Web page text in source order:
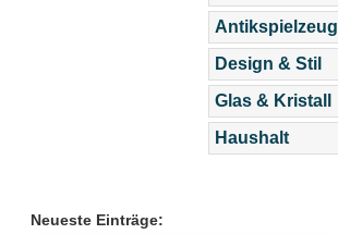
Antikspielzeug
Design & Stil
Glas & Kristall
Haushalt
Neueste Einträge: